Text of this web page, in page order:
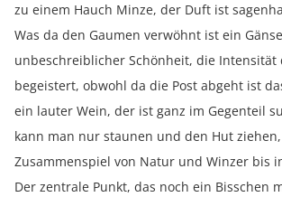
zu einem Hauch Minze, der Duft ist
Was da den Gaumen verwöhnt ist ein
unbeschreiblicher Schönheit, die Intensität
begeistert, obwohl da die Post abgeht ist
ein lauter Wein, der ist ganz im Gegenteil
kann man nur staunen und den Hut
Zusammenspiel von Natur und Winzer bis
Der zentrale Punkt, das noch ein Bisschen